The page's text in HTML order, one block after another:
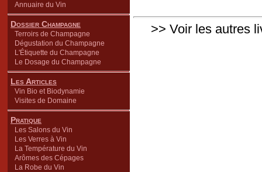
Annuaire du Vin
Dossier Champagne
Terroirs de Champagne
Dégustation du Champagne
L'Étiquette du Champagne
Le Dosage du Champagne
Les Articles
Vin Bio et Biodynamie
Visites de Domaine
Pratique
Les Salons du Vin
Les Verres à Vin
La Température du Vin
Arômes des Cépages
La Robe du Vin
>> Voir les autres